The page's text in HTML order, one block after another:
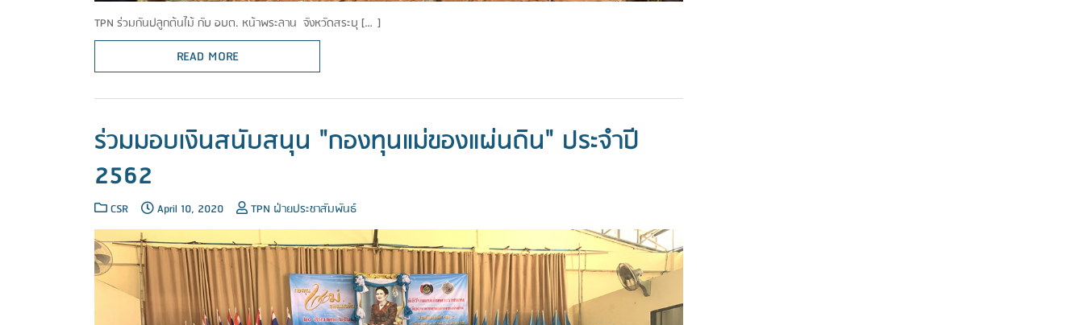
TPN ร่วมกันปลูกต้นไม้ กับ อบต. หน้าพระลาน จังหวัดสระบุ […]
READ MORE
ร่วมมอบเงินสนับสนุน "กองทุนแม่ของแผ่นดิน" ประจำปี
2562
CSR April 10, 2020 TPN ฝ่ายประชาสัมพันธ์